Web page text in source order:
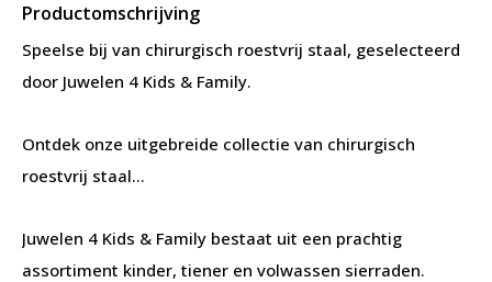
Productomschrijving
Speelse bij van chirurgisch roestvrij staal, geselecteerd
door Juwelen 4 Kids & Family.
Ontdek onze uitgebreide collectie van chirurgisch
roestvrij staal...
Juwelen 4 Kids & Family bestaat uit een prachtig
assortiment kinder, tiener en volwassen sierraden.